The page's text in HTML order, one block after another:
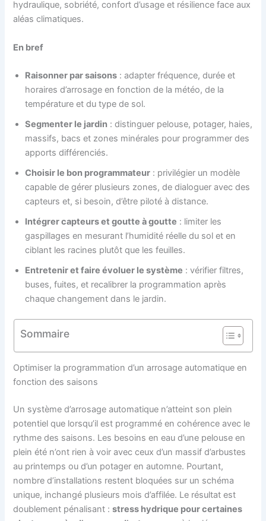
hydraulique, sobriété, confort d’usage et résilience face aux
aléas climatiques.
En bref
Raisonner par saisons : adapter fréquence, durée et
horaires d’arrosage en fonction de la météo, de la
température et du type de sol.
Segmenter le jardin : distinguer pelouse, potager, haies,
massifs, bacs et zones minérales pour programmer des
apports différenciés.
Choisir le bon programmateur : privilégier un modèle
capable de gérer plusieurs zones, de dialoguer avec des
capteurs et, si besoin, d’être piloté à distance.
Intégrer capteurs et goutte à goutte : limiter les
gaspillages en mesurant l’humidité réelle du sol et en
ciblant les racines plutôt que les feuilles.
Entretenir et faire évoluer le système : vérifier filtres,
buses, fuites, et recalibrer la programmation après
chaque changement dans le jardin.
Sommaire
Optimiser la programmation d’un arrosage automatique en
fonction des saisons
Un système d’arrosage automatique n’atteint son plein
potentiel que lorsqu’il est programmé en cohérence avec le
rythme des saisons. Les besoins en eau d’une pelouse en
plein été n’ont rien à voir avec ceux d’un massif d’arbustes
au printemps ou d’un potager en automne. Pourtant,
nombre d’installations restent bloquées sur un schéma
unique, inchangé plusieurs mois d’affilée. Le résultat est
doublement pénalisant :stress hydrique pour certaines